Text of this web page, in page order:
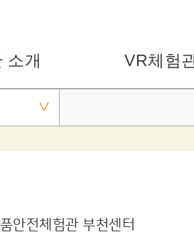
소개 VR체험
안전체험관 부천센터